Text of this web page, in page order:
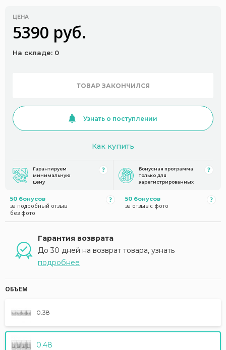
ЦЕНА
5390 руб.
На складе: 0
ТОВАР ЗАКОНЧИЛСЯ
Узнать о поступлении
Как купить
Гарантируем
минимальную
цену
Бонусная программа
только для
зарегистрированных
50 бонусов
за подробный отзыв
без фото
50 бонусов
за отзыв с фото
Гарантия возврата
До 30 дней на возврат товара, узнать
подробнее
ОБЪЕМ
0.38
0.48